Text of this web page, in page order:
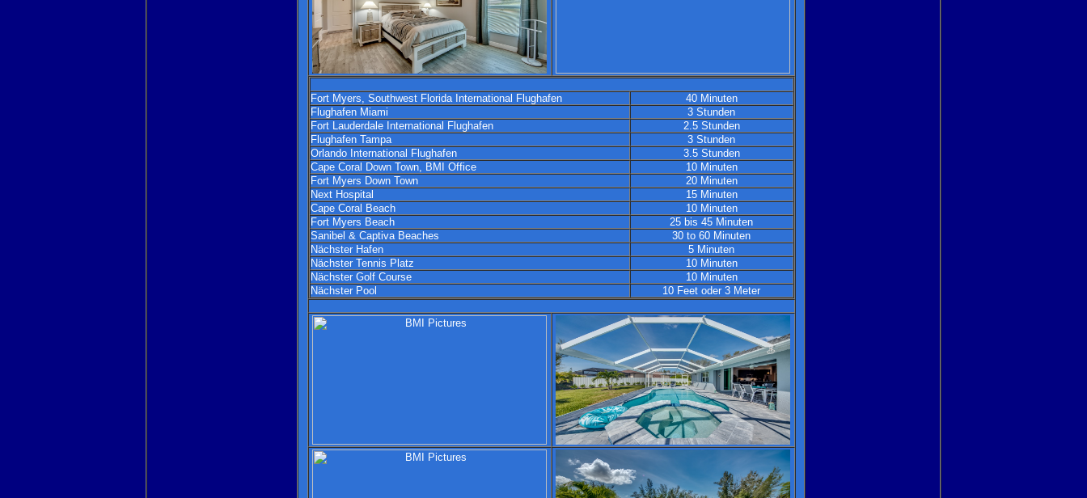
Fort Myers, Southwest Florida International Flughafen
40 Minuten
Flughafen Miami
3 Stunden
Fort Lauderdale International Flughafen
2.5 Stunden
Flughafen Tampa
3 Stunden
Orlando International Flughafen
3.5 Stunden
Cape Coral Down Town, BMI Office
10 Minuten
Fort Myers Down Town
20 Minuten
Next Hospital
15 Minuten
Cape Coral Beach
10 Minuten
Fort Myers Beach
25 bis 45 Minuten
Sanibel & Captiva Beaches
30 to 60 Minuten
Nächster Hafen
5 Minuten
Nächster Tennis Platz
10 Minuten
Nächster Golf Course
10 Minuten
Nächster Pool
10 Feet oder 3 Meter